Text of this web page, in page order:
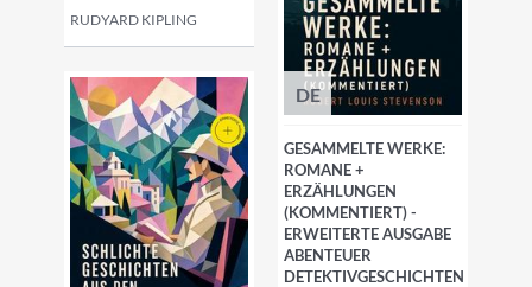
RUDYARD KIPLING
DE
GESAMMELTE WERKE:
ROMANE +
ERZÄHLUNGEN
(KOMMENTIERT) -
ERWEITERTE AUSGABE
ABENTEUER
DETEKTIVGESCHICHTEN